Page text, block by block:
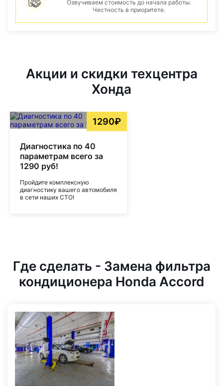
Озвучиваем стоимость до начала работы.
Честность в приоритете.
Акции и скидки техцентра
Хонда
1290₽
Диагностика по 40
параметрам всего за
1290 руб!
Пройдите комплексную
диагностику вашего автомобиля
в сети наших СТО!
Где сделать - Замена фильтра
кондиционера Honda Accord